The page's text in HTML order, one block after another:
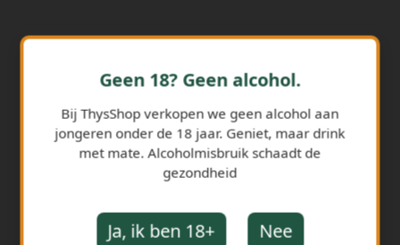
GERELATEERDE PRODUCTEN
Geen 18? Geen alcohol.
Bij ThysShop verkopen we geen alcohol aan
jongeren onder de 18 jaar. Geniet, maar drink
met mate. Alcoholmisbruik schaadt de
gezondheid
Ja, ik ben 18+ Nee